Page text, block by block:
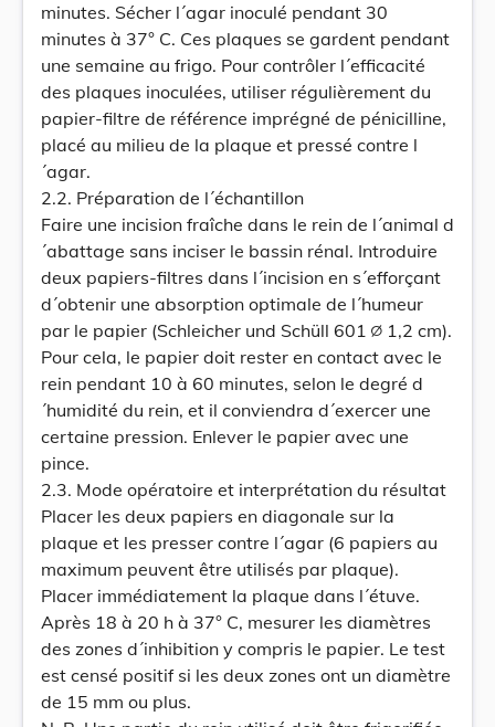
minutes. Sécher l´agar inoculé pendant 30
minutes à 37° C. Ces plaques se gardent pendant
une semaine au frigo. Pour contrôler l´efficacité
des plaques inoculées, utiliser régulièrement du
papier-filtre de référence imprégné de pénicilline,
placé au milieu de la plaque et pressé contre l
´agar.
2.2. Préparation de l´échantillon
Faire une incision fraîche dans le rein de l´animal d
´abattage sans inciser le bassin rénal. Introduire
deux papiers-filtres dans l´incision en s´efforçant
d´obtenir une absorption optimale de l´humeur
par le papier (Schleicher und Schüll 601 ∅ 1,2 cm).
Pour cela, le papier doit rester en contact avec le
rein pendant 10 à 60 minutes, selon le degré d
´humidité du rein, et il conviendra d´exercer une
certaine pression. Enlever le papier avec une
pince.
2.3. Mode opératoire et interprétation du résultat
Placer les deux papiers en diagonale sur la
plaque et les presser contre l´agar (6 papiers au
maximum peuvent être utilisés par plaque).
Placer immédiatement la plaque dans l´étuve.
Après 18 à 20 h à 37° C, mesurer les diamètres
des zones d´inhibition y compris le papier. Le test
est censé positif si les deux zones ont un diamètre
de 15 mm ou plus.